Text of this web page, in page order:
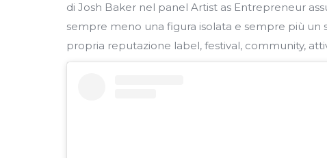
di Josh Baker nel panel Artist as Entrepreneur
sempre meno una figura isolata e sempre più
propria reputazione label, festival, community,